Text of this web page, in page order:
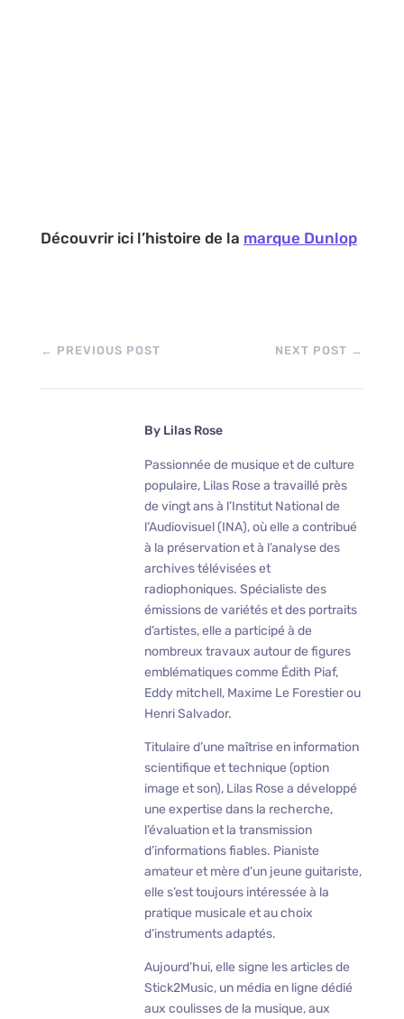
Découvrir ici l’histoire de la marque Dunlop
← PREVIOUS POST NEXT POST →
By Lilas Rose
Passionnée de musique et de culture
populaire, Lilas Rose a travaillé près
de vingt ans à l’Institut National de
l’Audiovisuel (INA), où elle a contribué
à la préservation et à l’analyse des
archives télévisées et
radiophoniques. Spécialiste des
émissions de variétés et des portraits
d’artistes, elle a participé à de
nombreux travaux autour de figures
emblématiques comme Édith Piaf,
Eddy mitchell, Maxime Le Forestier ou
Henri Salvador.
Titulaire d’une maîtrise en information
scientifique et technique (option
image et son), Lilas Rose a développé
une expertise dans la recherche,
l’évaluation et la transmission
d’informations fiables. Pianiste
amateur et mère d’un jeune guitariste,
elle s’est toujours intéressée à la
pratique musicale et au choix
d’instruments adaptés.
Aujourd’hui, elle signe les articles de
Stick2Music, un média en ligne dédié
aux coulisses de la musique, aux